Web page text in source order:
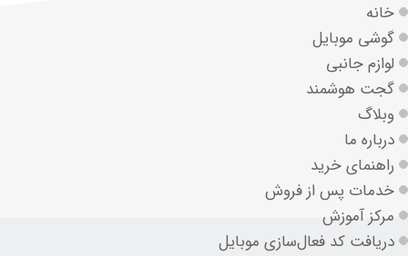
خانه
گوشی موبایل
لوازم جانبی
گجت هوشمند
وبلاگ
درباره ما
راهنمای خرید
خدمات پس از فروش
مرکز آموزش
دریافت کد فعال‌سازی موبایل